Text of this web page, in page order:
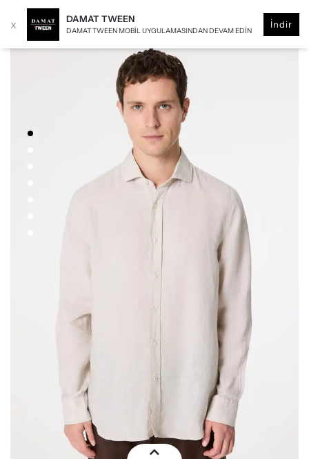
x DAMAT TWEEN
DAMAT TWEEN MOBIL UYGULAMASINDAN DEVAM EDIN
İndir